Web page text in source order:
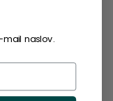
naslov.